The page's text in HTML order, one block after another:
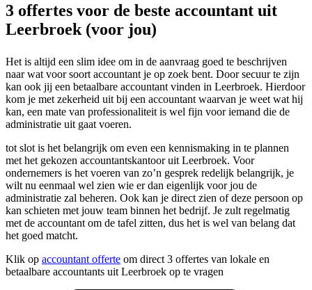
3 offertes voor de beste accountant uit
Leerbroek (voor jou)
Het is altijd een slim idee om in de aanvraag goed te beschrijven
naar wat voor soort accountant je op zoek bent. Door secuur te zijn
kan ook jij een betaalbare accountant vinden in Leerbroek. Hierdoor
kom je met zekerheid uit bij een accountant waarvan je weet wat hij
kan, een mate van professionaliteit is wel fijn voor iemand die de
administratie uit gaat voeren.
tot slot is het belangrijk om even een kennismaking in te plannen
met het gekozen accountantskantoor uit Leerbroek. Voor
ondernemers is het voeren van zo’n gesprek redelijk belangrijk, je
wilt nu eenmaal wel zien wie er dan eigenlijk voor jou de
administratie zal beheren. Ook kan je direct zien of deze persoon op
kan schieten met jouw team binnen het bedrijf. Je zult regelmatig
met de accountant om de tafel zitten, dus het is wel van belang dat
het goed matcht.
Klik op accountant offerte om direct 3 offertes van lokale en
betaalbare accountants uit Leerbroek op te vragen